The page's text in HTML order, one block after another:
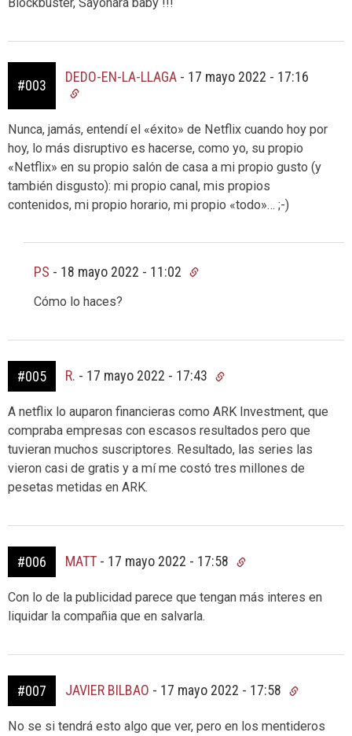
#003
DEDO-EN-LA-LLAGA - 17 mayo 2022 - 17:16
Nunca, jamás, entendí el «éxito» de Netflix cuando hoy por
hoy, lo más disruptivo es hacerse, como yo, su propio
«Netflix» en su propio salón de casa a mi propio gusto (y
también disgusto): mi propio canal, mis propios
contenidos, mi propio horario, mi propio «todo»… ;-)
PS - 18 mayo 2022 - 11:02
Cómo lo haces?
#005 R. - 17 mayo 2022 - 17:43
A netflix lo auparon financieras como ARK Investment, que
compraba empresas con escasos resultados pero que
tuvieran muchos suscriptores. Resultado, las series las
vieron casi de gratis y a mí me costó tres millones de
pesetas metidas en ARK.
#006 MATT - 17 mayo 2022 - 17:58
Con lo de la publicidad parece que tengan más interes en
liquidar la compañia que en salvarla.
#007 JAVIER BILBAO - 17 mayo 2022 - 17:58
No se si tendrá esto algo que ver, pero en los mentideros